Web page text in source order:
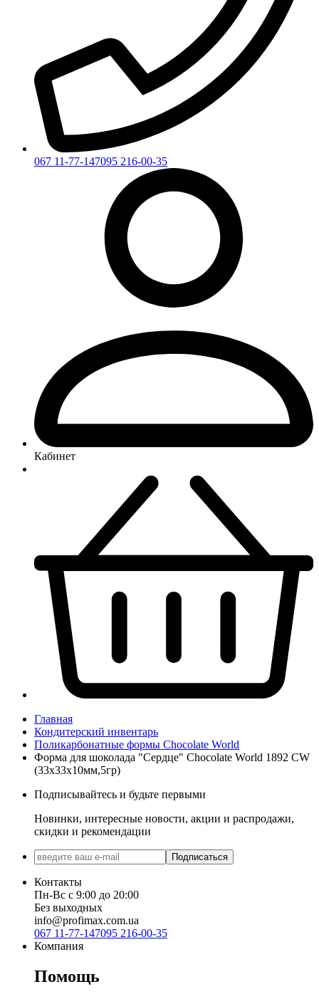
067 11-77-147095 216-00-35
Кабинет
Главная
Кондитерский инвентарь
Поликарбонатные формы Chocolate World
Форма для шоколада "Сердце" Chocolate World 1892 CW
(33x33x10мм,5гр)
Подписывайтесь и будьте первыми
Новинки, интересные новости, акции и распродажи,
скидки и рекомендации
Подписаться
Контакты
Пн-Вс с 9:00 до 20:00
Без выходных
info@profimax.com.ua
067 11-77-147095 216-00-35
Компания
Помощь